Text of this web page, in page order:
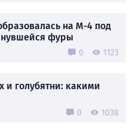
на М-4 под
фуры
0 1123
и голубятни: какими
0 1038